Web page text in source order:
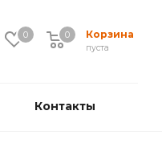
0 Корзина
0
пуста
0
Контакты